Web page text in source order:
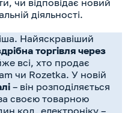
чи відповідає новий
діяльності.
Найяскравіший
торгівля через
всі, хто продає
чи Rozetka. У новій
– він розподіляється
своєю товарною